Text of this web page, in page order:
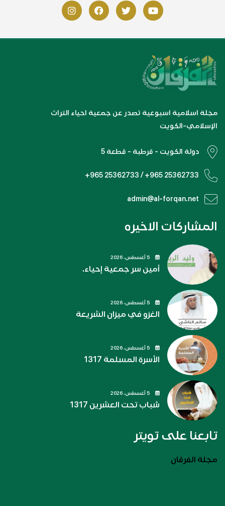
مجلة اسلامية اسبوعية تصدر عن جمعية احياء التراث
الإسلامي-الكويت
دولة الكويت - قرطبة - قطعة 5
+965 25362733 / +965 25362733
admin@al-forqan.net
المشاركات الاخيره
أمين سر جمعية إحياء.
الغزو في ميزان الشريعة
الأسرة المسلمة 1317
شباب تحت العشرين 1317
تابعنا على تويتر
مجلة الفرقان